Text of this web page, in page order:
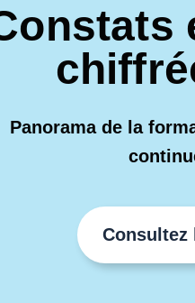
Panorama de la
Consultez